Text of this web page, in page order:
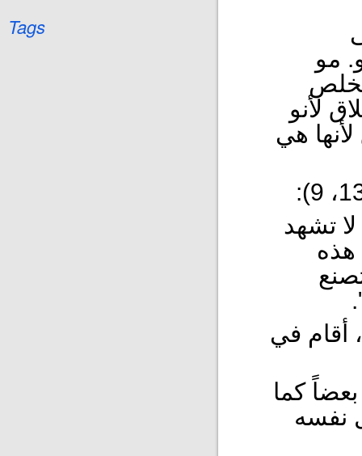
مو
لأنو
هي
تشهد
هذه
أقام في
كما
نفسه
Tags